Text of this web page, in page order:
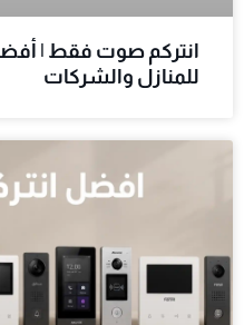
انتركم صوت فقط |
للمنازل والشركات